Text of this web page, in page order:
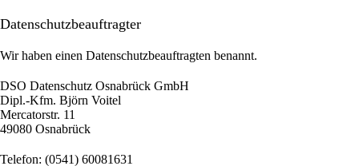
Datenschutz­beauftragter
Wir haben einen Datenschutzbeauftragten benannt.
DSO Datenschutz Osnabrück GmbH
Dipl.-Kfm. Björn Voitel
Mercatorstr. 11
49080 Osnabrück
Telefon: (0541) 60081631